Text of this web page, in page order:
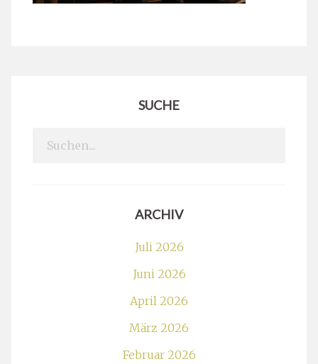
SUCHE
Search
ARCHIV
Juli 2026
Juni 2026
April 2026
März 2026
Februar 2026